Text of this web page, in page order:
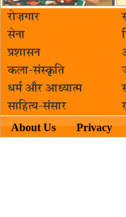
रोज़गार
सेना
प्रशासन
कला-संस्कृति
धर्म और आध्यात्म
साहित्य-संसार
About Us Privacy